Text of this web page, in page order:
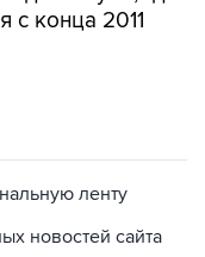
с конца 2011
ленту
новостей сайта